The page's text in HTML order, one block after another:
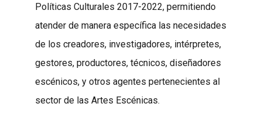
Políticas Culturales 2017-2022, permitiendo
atender de manera específica las necesidades
de los creadores, investigadores, intérpretes,
gestores, productores, técnicos, diseñadores
escénicos, y otros agentes pertenecientes al
sector de las Artes Escénicas.